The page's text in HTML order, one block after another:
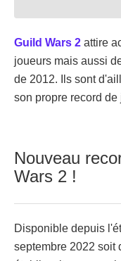
Guild Wars 2 attire
joueurs mais aussi
de 2012. Ils sont
son propre record
Nouveau
Wars 2 !
Disponible depuis
septembre 2022 soit